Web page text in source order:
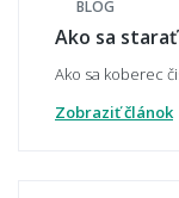
Hodí sa
priestoru?
BLOG
Ako sa
Ako sa koberec
Zobraziť článok